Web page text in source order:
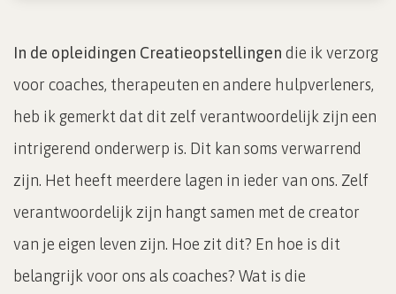
In de opleidingen Creatieopstellingen die ik verzorg
voor coaches, therapeuten en andere hulpverleners,
heb ik gemerkt dat dit zelf verantwoordelijk zijn een
intrigerend onderwerp is. Dit kan soms verwarrend
zijn. Het heeft meerdere lagen in ieder van ons. Zelf
verantwoordelijk zijn hangt samen met de creator
van je eigen leven zijn. Hoe zit dit? En hoe is dit
belangrijk voor ons als coaches? Wat is die